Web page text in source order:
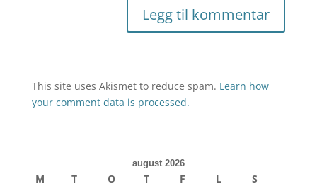
This site uses Akismet to reduce spam. Learn how
your comment data is processed.
august 2026
M T O T F L
S